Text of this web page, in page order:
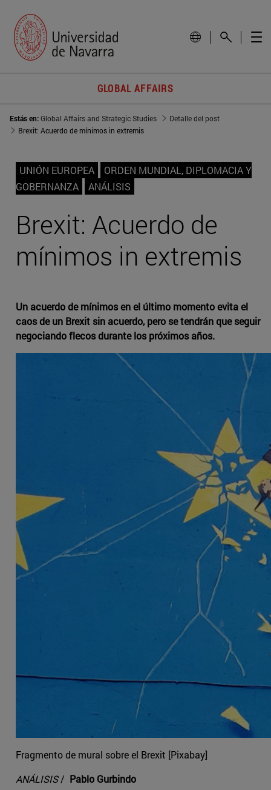
GLOBAL AFFAIRS
Estás en:Global Affairs and Strategic Studies
Detalle del post
Brexit: Acuerdo de mínimos in extremis
UNIÓN EUROPEA
ORDEN MUNDIAL, DIPLOMACIA Y
GOBERNANZA
ANÁLISIS
Brexit: Acuerdo de
mínimos in extremis
Un acuerdo de mínimos en el último momento evita el
caos de un Brexit sin acuerdo, pero se tendrán que seguir
negociando flecos durante los próximos años.
Fragmento de mural sobre el Brexit [Pixabay]
ANÁLISIS/ Pablo Gurbindo